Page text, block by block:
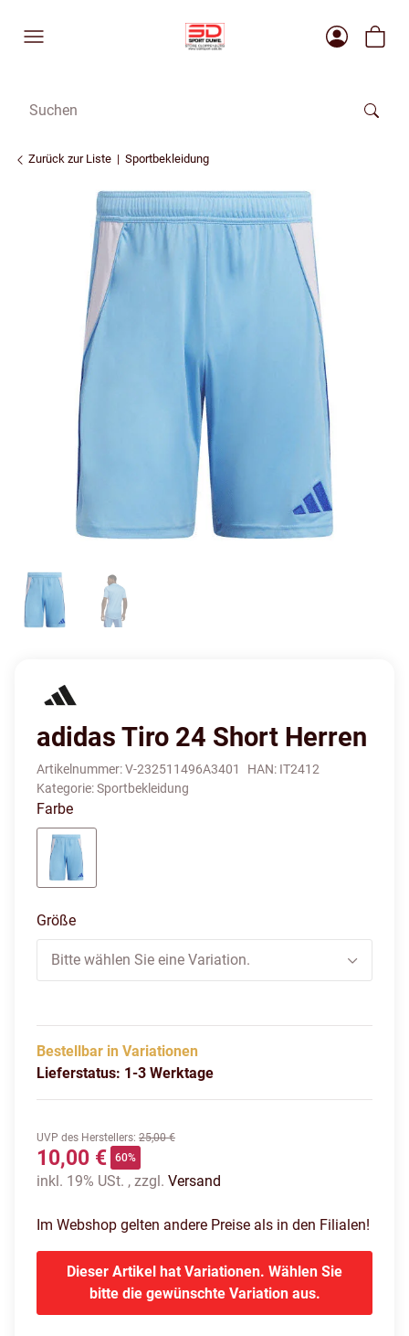
Zurück zur Liste Sportbekleidung
adidas Tiro 24 Short Herren
Artikelnummer:V-232511496A3401 HAN: IT2412
Kategorie:Sportbekleidung
Farbe
Größe
Bitte wählen Sie eine Variation.
Bestellbar in Variationen
Lieferstatus: 1-3 Werktage
UVP des Herstellers: 25,00 €
10,00 € 60%
inkl. 19% USt. , zzgl. Versand
Im Webshop gelten andere Preise als in den Filialen!
Dieser Artikel hat Variationen. Wählen Sie
bitte die gewünschte Variation aus.